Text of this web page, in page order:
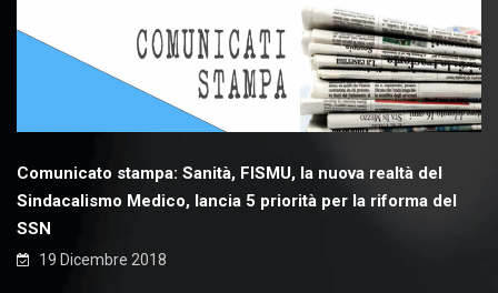
Comunicato stampa: Sanità, FISMU, la nuova realtà del
Sindacalismo Medico, lancia 5 priorità per la riforma del
SSN
19 Dicembre 2018